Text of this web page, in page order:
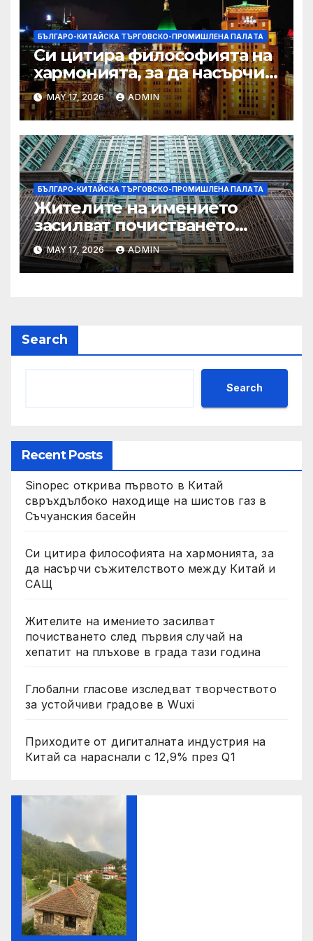
БЪЛГАРО-КИТАЙСКА ТЪРГОВСКО-ПРОМИШЛЕНА ПАЛAТА
Си цитира философията на
хармонията, за да насърчи
съжителството между
Китай и САЩ
MAY 17, 2026 ADMIN
БЪЛГАРО-КИТАЙСКА ТЪРГОВСКО-ПРОМИШЛЕНА ПАЛAТА
Жителите на имението
засилват почистването
след първия случай на
хепатит на плъхове в града
тази година
MAY 17, 2026 ADMIN
Search
Search
Recent Posts
Sinopec открива първото в Китай
свръхдълбоко находище на шистов газ в
Съчуанския басейн
Си цитира философията на хармонията, за
да насърчи съжителството между Китай и
САЩ
Жителите на имението засилват
почистването след първия случай на
хепатит на плъхове в града тази година
Глобални гласове изследват творчеството
за устойчиви градове в Wuxi
Приходите от дигиталната индустрия на
Китай са нараснали с 12,9% през Q1